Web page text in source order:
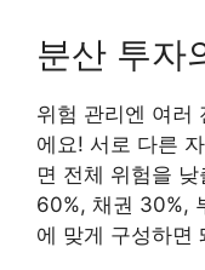
분산 투자
위험 관리엔 여러
에요! 서로 다른
면 전체 위험을
60%, 채권 30%,
에 맞게 구성하면